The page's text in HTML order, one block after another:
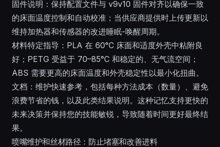
固件说明：保持配置文件与 v9v10 固件对齐以确保一致
的床面温度控制和自动校准；当供应商提供时上传更新以
维持加热器和传感器的改进睡眠-唤醒周期。
材料特定指导：PLA 在 60°C 床面和适度外壳中粘附良
好；PETG 受益于 70–85°C 和稳定的、无气流空间；
ABS 需要更高的床面温度和外壳稳定性以最小化扭曲。
文档：维护快速参考，包括每种方法成本（数量）、避免
浪费节省的钱，以及此类结果说明。这种记忆支持更快的
未来决策并保持您的技能敏锐，导致随着时间更好最终结
果。
喷嘴维护和丝材路径：防止堵塞和改善进料